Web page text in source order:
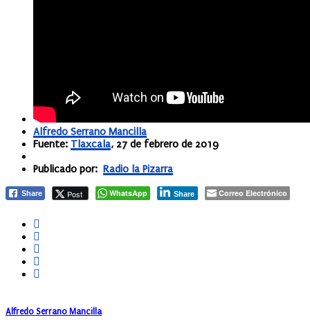
Alfredo Serrano Mancilla
Fuente: Tlaxcala, 27 de febrero de 2019
Publicado por: Radio la Pizarra
Share Post WhatsApp Share Correo Electrónico
Alfredo Serrano Mancilla